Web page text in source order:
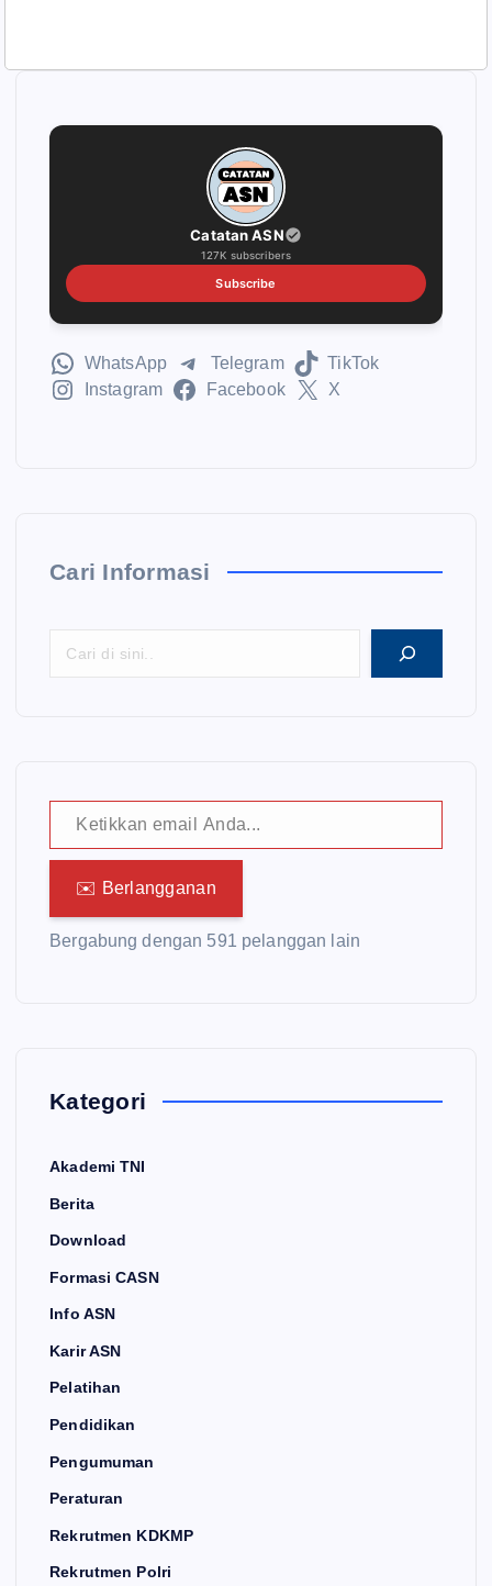
Catatan ASN
127K subscribers
Subscribe
WhatsApp Telegram
TikTok
Instagram
Facebook X
Cari Informasi
Ketikkan email Anda...
✉️ Berlangganan
Bergabung dengan 591 pelanggan lain
Kategori
Akademi TNI
Berita
Download
Formasi CASN
Info ASN
Karir ASN
Pelatihan
Pendidikan
Pengumuman
Peraturan
Rekrutmen KDKMP
Rekrutmen Polri